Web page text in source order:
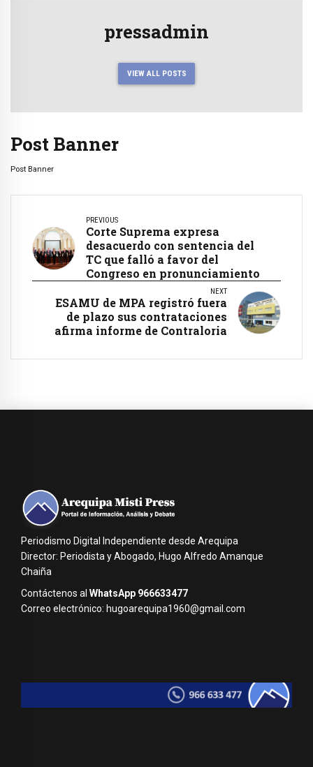
pressadmin
VIEW ALL POSTS
Post Banner
Post Banner
PREVIOUS
Corte Suprema expresa
desacuerdo con sentencia del
TC que falló a favor del
Congreso en pronunciamiento
NEXT
ESAMU de MPA registró fuera
de plazo sus contrataciones
afirma informe de Contraloria
Periodismo Digital Independiente desde Arequipa
Director: Periodista y Abogado, Hugo Alfredo Amanque
Chaiña
Contáctenos al WhatsApp 966633477
Correo electrónico: hugoarequipa1960@gmail.com